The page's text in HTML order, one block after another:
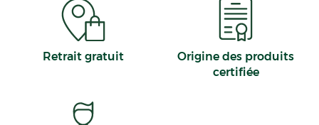
Retrait gratuit
Origine des produits
certifiée